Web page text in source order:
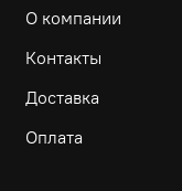
О компании
Контакты
Доставка
Оплата